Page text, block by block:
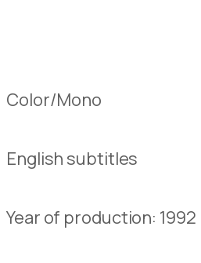
Color/Mono
English subtitles
Year of production: 1992